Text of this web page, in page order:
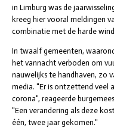
in Limburg was de
kreeg hier vooral meldingen
combinatie met de harde
In twaalf gemeenten,
het vannacht verboden om
nauwelijks te handhaven, zo
media. "Er is ontzettend veel
corona", reageerde
"Een verandering als deze
één, twee jaar gekomen."